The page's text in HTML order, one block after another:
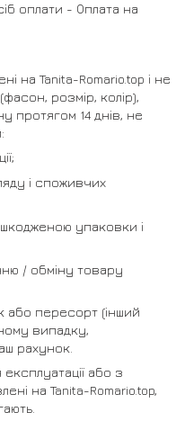
оплати - Оплата на
на Tanita-Romario.top і не
розмір, колір),
протягом 14 днів, не
і споживчих
упаковки і
/ обміну товару
пересорт (інший
випадку,
рахунок.
або з
на Tanita-Romario.top,